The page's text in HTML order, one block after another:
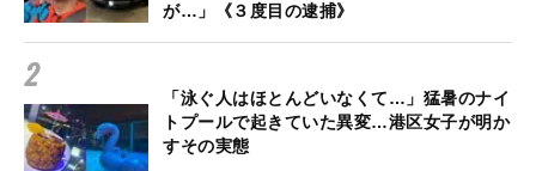
が…」《３度目の逮捕》
「泳ぐ人はほとんどいなくて…」猛暑のナイ
トプールで起きていた異変…港区女子が明か
すその実態